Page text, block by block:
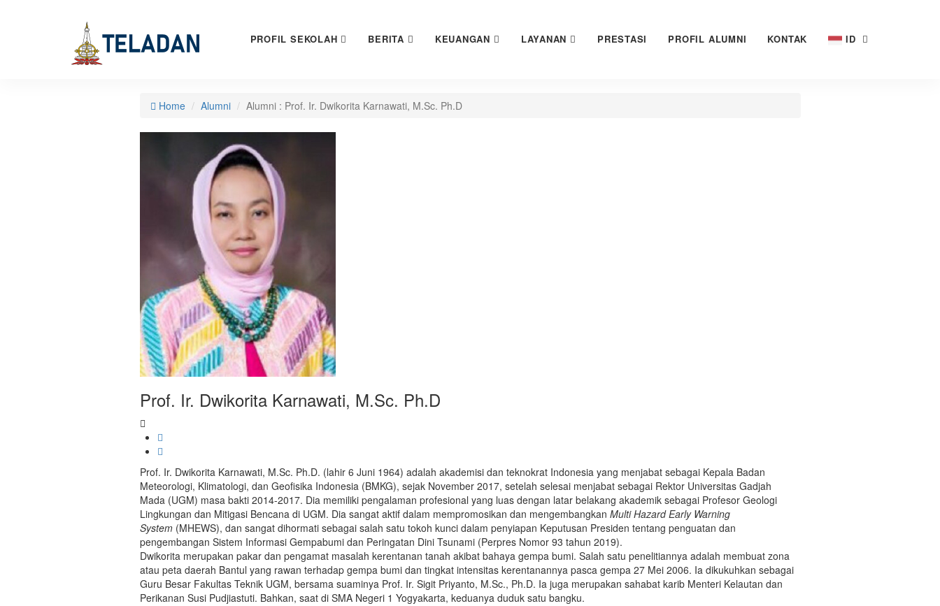
PROFIL SEKOLAH BERITA KEUANGAN LAYANAN PRESTASI PROFIL ALUMNI KONTAK ID
Home Alumni Alumni : Prof. Ir. Dwikorita Karnawati, M.Sc. Ph.D
Prof. Ir. Dwikorita Karnawati, M.Sc. Ph.D
Prof. Ir. Dwikorita Karnawati, M.Sc. Ph.D. (lahir 6 Juni 1964) adalah akademisi dan teknokrat Indonesia yang menjabat sebagai Kepala Badan
Meteorologi, Klimatologi, dan Geofisika Indonesia (BMKG), sejak November 2017, setelah selesai menjabat sebagai Rektor Universitas Gadjah
Mada (UGM) masa bakti 2014-2017. Dia memiliki pengalaman profesional yang luas dengan latar belakang akademik sebagai Profesor Geologi
Lingkungan dan Mitigasi Bencana di UGM. Dia sangat aktif dalam mempromosikan dan mengembangkan Multi Hazard Early Warning
System(MHEWS), dan sangat dihormati sebagai salah satu tokoh kunci dalam penyiapan Keputusan Presiden tentang penguatan dan
pengembangan Sistem Informasi Gempabumi dan Peringatan Dini Tsunami (Perpres Nomor 93 tahun 2019).
Dwikorita merupakan pakar dan pengamat masalah kerentanan tanah akibat bahaya gempa bumi. Salah satu penelitiannya adalah membuat zona
atau peta daerah Bantul yang rawan terhadap gempa bumi dan tingkat intensitas kerentanannya pasca gempa 27 Mei 2006. Ia dikukuhkan sebagai
Guru Besar Fakultas Teknik UGM, bersama suaminya Prof. Ir. Sigit Priyanto, M.Sc., Ph.D. Ia juga merupakan sahabat karib Menteri Kelautan dan
Perikanan Susi Pudjiastuti. Bahkan, saat di SMA Negeri 1 Yogyakarta, keduanya duduk satu bangku.